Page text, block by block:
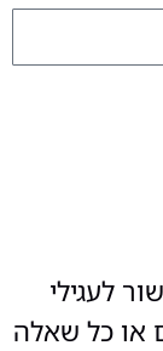
לעגילי
או כל שאלה